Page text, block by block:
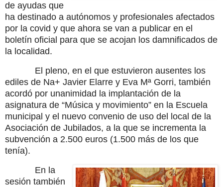
de ayudas que
ha destinado a autónomos y profesionales afectados
por la covid y que ahora se van a publicar en el
boletín oficial para que se acojan los damnificados de
la localidad.
El pleno, en el que estuvieron ausentes los
ediles de Na+ Javier Elarre y Eva Mª Gorri, también
acordó por unanimidad la implantación de la
asignatura de “Música y movimiento” en la Escuela
municipal y el nuevo convenio de uso del local de la
Asociación de Jubilados, a la que se incrementa la
subvención a 2.500 euros (1.500 más de los que
tenía).
En la
sesión también